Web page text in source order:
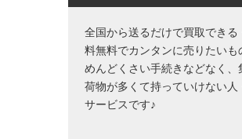
全国から送るだけで買取でき
料無料でカンタンに売りたいも
めんどくさい手続きなどなく、
荷物が多くて持っていけない
サービスです♪